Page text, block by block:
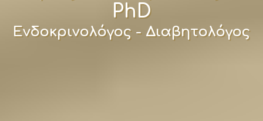
PhD
Ενδοκρινολόγος - Διαβητολόγος